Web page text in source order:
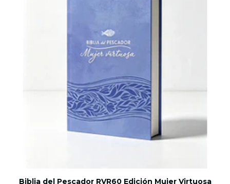
Biblia del Pescador RVR60 Edición Mujer Virtuosa